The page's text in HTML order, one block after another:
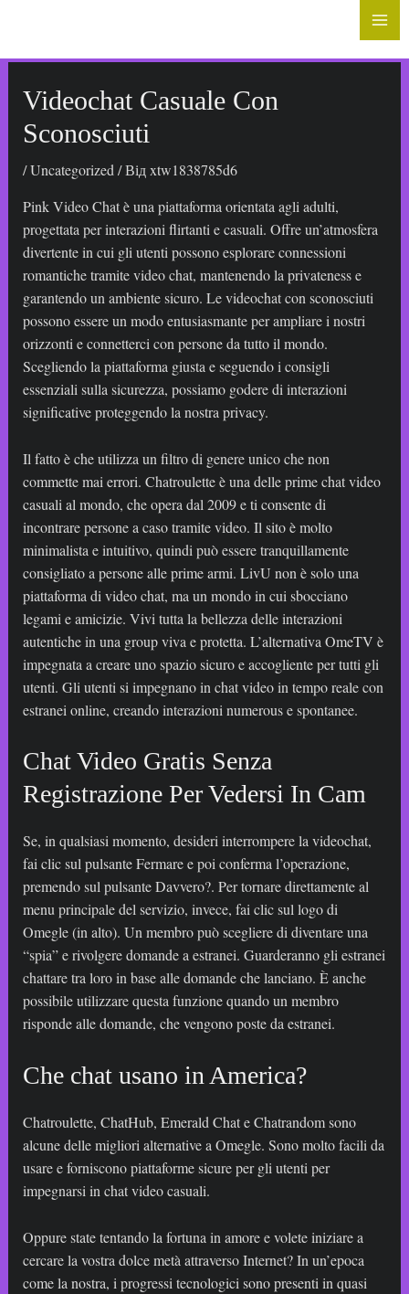
Videochat Casuale Con
Sconosciuti
/Uncategorized / Відxtw1838785d6
Pink Video Chat è una piattaforma orientata agli adulti,
progettata per interazioni flirtanti e casuali. Offre un’atmosfera
divertente in cui gli utenti possono esplorare connessioni
romantiche tramite video chat, mantenendo la privateness e
garantendo un ambiente sicuro. Le videochat con sconosciuti
possono essere un modo entusiasmante per ampliare i nostri
orizzonti e connetterci con persone da tutto il mondo.
Scegliendo la piattaforma giusta e seguendo i consigli
essenziali sulla sicurezza, possiamo godere di interazioni
significative proteggendo la nostra privacy.
Il fatto è che utilizza un filtro di genere unico che non
commette mai errori. Chatroulette è una delle prime chat video
casuali al mondo, che opera dal 2009 e ti consente di
incontrare persone a caso tramite video. Il sito è molto
minimalista e intuitivo, quindi può essere tranquillamente
consigliato a persone alle prime armi. LivU non è solo una
piattaforma di video chat, ma un mondo in cui sbocciano
legami e amicizie. Vivi tutta la bellezza delle interazioni
autentiche in una group viva e protetta. L’alternativa OmeTV è
impegnata a creare uno spazio sicuro e accogliente per tutti gli
utenti. Gli utenti si impegnano in chat video in tempo reale con
estranei online, creando interazioni numerous e spontanee.
Chat Video Gratis Senza
Registrazione Per Vedersi In Cam
Se, in qualsiasi momento, desideri interrompere la videochat,
fai clic sul pulsante Fermare e poi conferma l’operazione,
premendo sul pulsante Davvero?. Per tornare direttamente al
menu principale del servizio, invece, fai clic sul logo di
Omegle (in alto). Un membro può scegliere di diventare una
“spia” e rivolgere domande a estranei. Guarderanno gli estranei
chattare tra loro in base alle domande che lanciano. È anche
possibile utilizzare questa funzione quando un membro
risponde alle domande, che vengono poste da estranei.
Che chat usano in America?
Chatroulette, ChatHub, Emerald Chat e Chatrandom sono
alcune delle migliori alternative a Omegle. Sono molto facili da
usare e forniscono piattaforme sicure per gli utenti per
impegnarsi in chat video casuali.
Oppure state tentando la fortuna in amore e volete iniziare a
cercare la vostra dolce metà attraverso Internet? In un’epoca
come la nostra, i progressi tecnologici sono presenti in quasi